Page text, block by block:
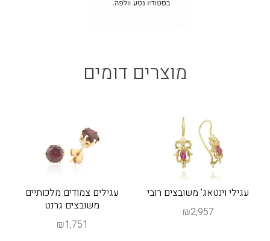
מוצרים דומים
עגילי וינטאג' משובצים רובי
₪2,957
עגילים צמודים מלכותיים
משובצים גרנט
₪1,751